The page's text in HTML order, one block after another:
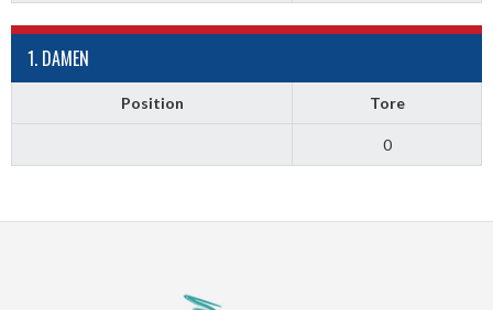
1. DAMEN
Position Tore
0